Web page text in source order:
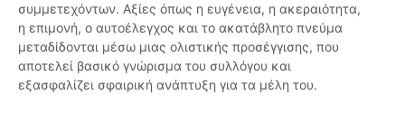
συμμετεχόντων. Αξίες όπως η ευγένεια, η ακεραιότητα,
η επιμονή, ο αυτοέλεγχος και το ακατάβλητο πνεύμα
μεταδίδονται μέσω μιας ολιστικής προσέγγισης, που
αποτελεί βασικό γνώρισμα του συλλόγου και
εξασφαλίζει σφαιρική ανάπτυξη για τα μέλη του.